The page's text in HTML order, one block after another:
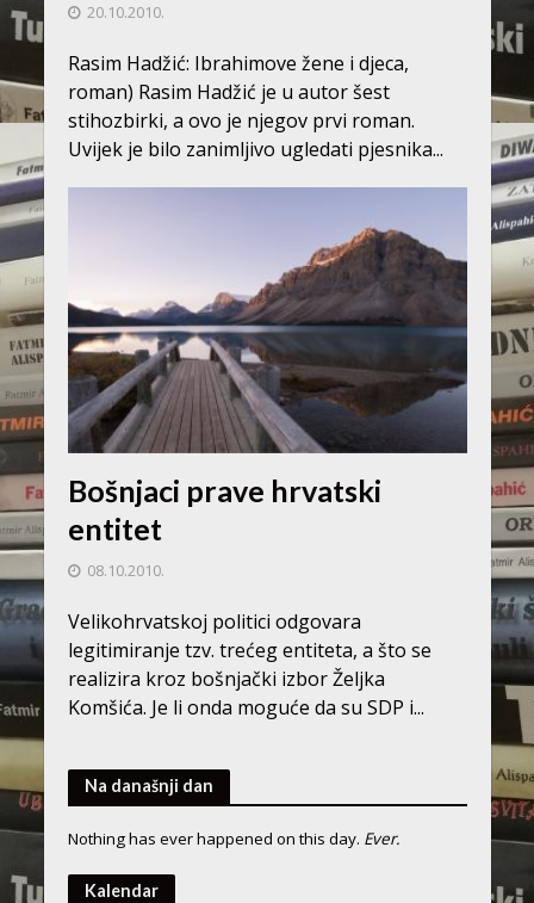
20.10.2010.
Rasim Hadžić: Ibrahimove žene i djeca,
roman) Rasim Hadžić je u autor šest
stihozbirki, a ovo je njegov prvi roman.
Uvijek je bilo zanimljivo ugledati pjesnika...
Bošnjaci prave hrvatski
entitet
08.10.2010.
Velikohrvatskoj politici odgovara
legitimiranje tzv. trećeg entiteta, a što se
realizira kroz bošnjački izbor Željka
Komšića. Je li onda moguće da su SDP i...
Na današnji dan
Nothing has ever happened on this day. Ever.
Kalendar